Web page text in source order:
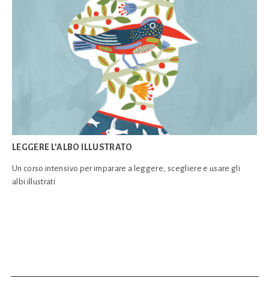
LEGGERE L’ALBO ILLUSTRATO
Un corso intensivo per imparare a leggere, scegliere e usare gli
albi illustrati